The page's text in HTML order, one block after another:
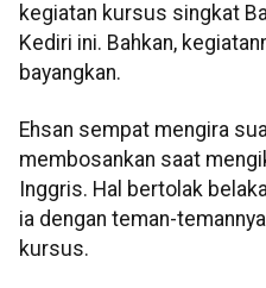
kegiatan kursus singkat
Kediri ini. Bahkan,
bayangkan.
Ehsan sempat mengira
membosankan saat
Inggris. Hal bertolak
ia dengan teman-
kursus.